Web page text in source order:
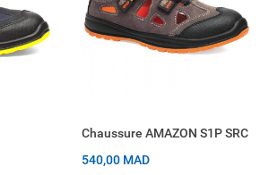
Chaussure AMAZON S1P SRC
540,00 MAD